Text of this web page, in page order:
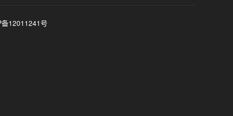
12011241号